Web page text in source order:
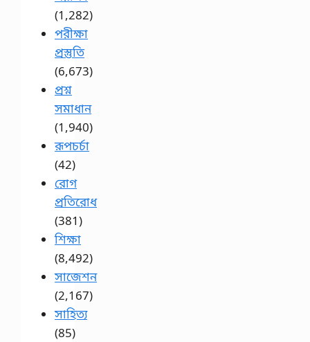
(1,282)
পরীক্ষা
প্রস্তুতি
(6,673)
প্রশ্ন
সমাধান
(1,940)
রূপচর্চা
(42)
রোগ
প্রতিরোধ
(381)
শিক্ষা
(8,492)
সাজেশন
(2,167)
সাহিত্য
(85)